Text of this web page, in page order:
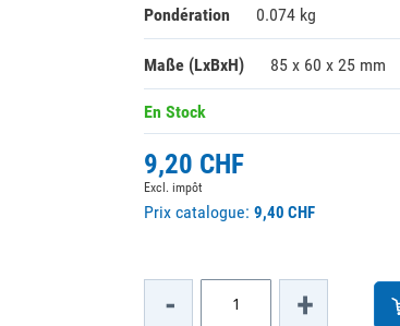
Pondération 0.074 kg
Maße (LxBxH) 85 x 60 x 25 mm
En Stock
9,20 CHF
Excl. impôt
Prix catalogue:9,40 CHF
- +